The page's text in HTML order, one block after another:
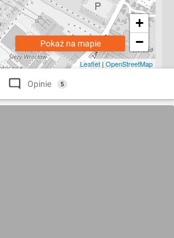
+
−
Leaflet | OpenStreetMap
Pokaż na mapie
Opinie 5